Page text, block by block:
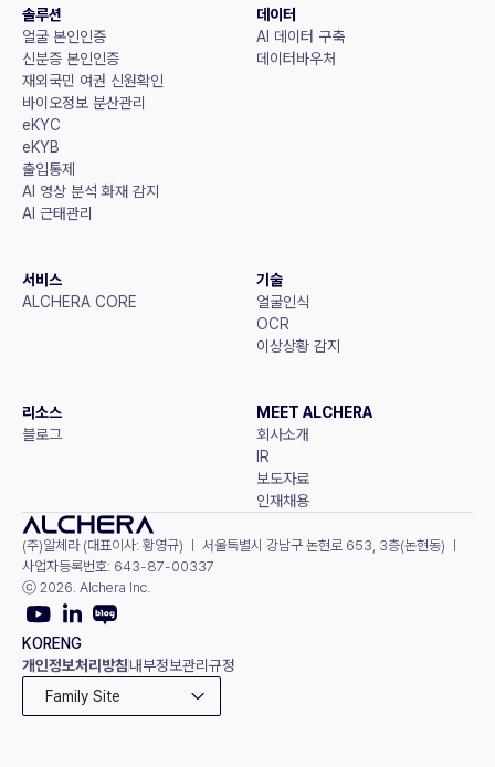
솔루션
얼굴 본인인증
신분증 본인인증
재외국민 여권 신원확인
바이오정보 분산관리
eKYC
eKYB
출입통제
AI 영상 분석 화재 감지
AI 근태관리
데이터
AI 데이터 구축
데이터바우처
서비스
ALCHERA CORE
기술
얼굴인식
OCR
이상상황 감지
리소스
블로그
MEET ALCHERA
회사소개
IR
보도자료
인재채용
(주)알체라 (대표이사: 황영규) ㅣ 서울특별시 강남구 논현로 653, 3층(논현동) ㅣ
사업자등록번호: 643-87-00337
ⓒ 2026. Alchera Inc.
KORENG
개인정보처리방침내부정보관리규정
Family Site